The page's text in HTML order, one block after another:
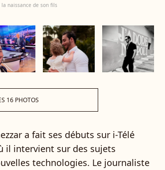
naissance de son fils
16 PHOTOS
a fait ses débuts sur i-Télé
il intervient sur des sujets
technologies. Le journaliste